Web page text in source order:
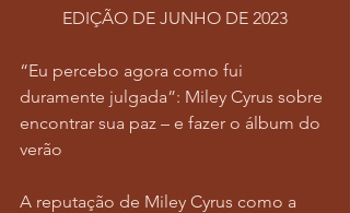
EDIÇÃO DE JUNHO DE 2023
“Eu percebo agora como fui
duramente julgada”: Miley Cyrus sobre
encontrar sua paz – e fazer o álbum do
verão
A reputação de Miley Cyrus como a